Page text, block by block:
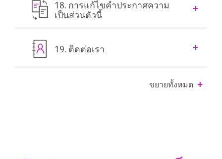
18. การแก้ไขคำประกาศความ
เป็นส่วนตัวนี้
19. ติดต่อเรา
ขยายทั้งหมด